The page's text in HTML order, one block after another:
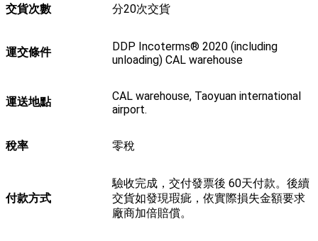
交貨次數 分20次交貨
運交條件
DDP Incoterms® 2020 (including
unloading) CAL warehouse
運送地點
CAL warehouse, Taoyuan international
airport.
稅率 零稅
付款方式
驗收完成，交付發票後 60天付款。後續
交貨如發現瑕疵，依實際損失金額要求
廠商加倍賠償。